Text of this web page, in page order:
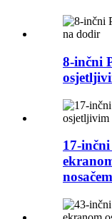
8-inčni
17-
nosačem